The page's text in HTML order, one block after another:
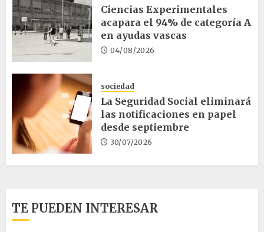
Ciencias Experimentales
acapara el 94% de categoría A
en ayudas vascas
04/08/2026
sociedad
La Seguridad Social eliminará
las notificaciones en papel
desde septiembre
30/07/2026
TE PUEDEN INTERESAR